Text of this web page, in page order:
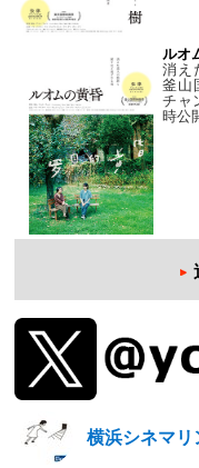
ルオ
消え
釜山
チャ
時公
横浜シネマリ